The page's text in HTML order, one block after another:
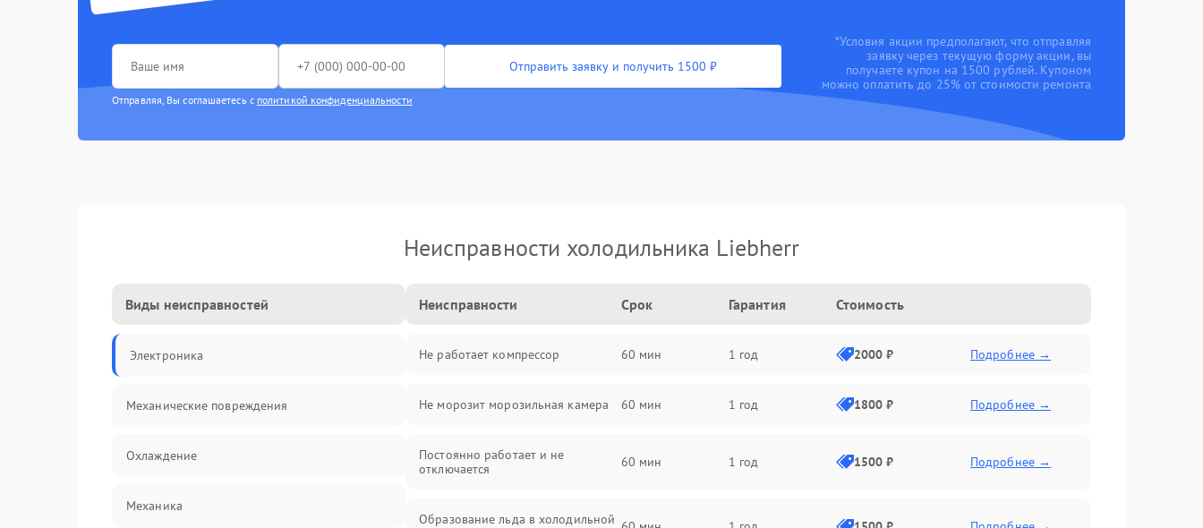
Отправить заявку и получить 1500 ₽
Отправляя, Вы соглашаетесь с политикой конфиденциальности
*Условия акции предполагают, что отправляя
заявку через текущую форму акции, вы
получаете купон на 1500 рублей. Купоном
можно оплатить до 25% от стоимости ремонта
Неисправности холодильника Liebherr
Виды неисправностей
Электроника
Механические повреждения
Охлаждение
Механика
Неисправности Срок Гарантия Стоимость
Не работает компрессор 60 мин 1 год 2000 ₽ Подробнее →
Не морозит морозильная камера 60 мин 1 год 1800 ₽ Подробнее →
Постоянно работает и не
отключается
60 мин 1 год 1500 ₽ Подробнее →
Образование льда в холодильной